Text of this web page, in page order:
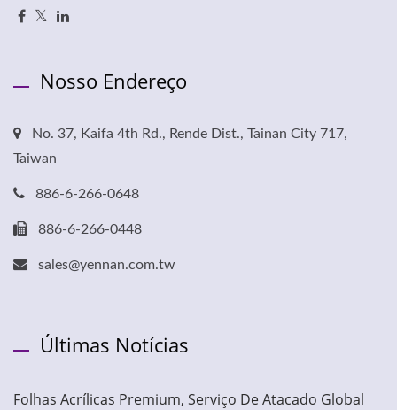
Nosso Endereço
No. 37, Kaifa 4th Rd., Rende Dist., Tainan City 717,
Taiwan
886-6-266-0648
886-6-266-0448
sales@yennan.com.tw
Últimas Notícias
Folhas Acrílicas Premium, Serviço De Atacado Global